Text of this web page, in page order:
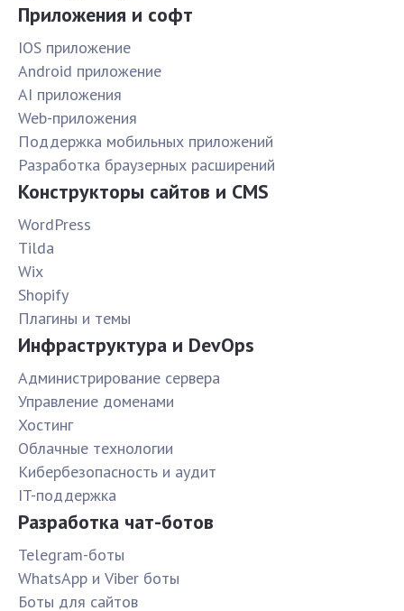
Приложения и софт
IOS приложение
Android приложение
AI приложения
Web-приложения
Поддержка мобильных приложений
Разработка браузерных расширений
Конструкторы сайтов и CMS
WordPress
Tilda
Wix
Shopify
Плагины и темы
Инфраструктура и DevOps
Администрирование сервера
Управление доменами
Хостинг
Облачные технологии
Кибербезопасность и аудит
IT-поддержка
Разработка чат-ботов
Telegram-боты
WhatsApp и Viber боты
Боты для сайтов